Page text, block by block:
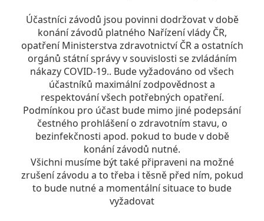
Účastníci závodů jsou povinni dodržovat v době
konání závodů platného Nařízení vlády ČR,
opatření Ministerstva zdravotnictví ČR a ostatních
orgánů státní správy v souvislosti se zvládáním
nákazy COVID-19.. Bude vyžadováno od všech
účastníků maximální zodpovědnost a
respektování všech potřebných opatření.
Podmínkou pro účast bude mimo jiné podepsání
čestného prohlášení o zdravotním stavu, o
bezinfekčnosti apod. pokud to bude v době
konání závodů nutné.
Všichni musíme být také připraveni na možné
zrušení závodu a to třeba i těsně před ním, pokud
to bude nutné a momentální situace to bude
vyžadovat